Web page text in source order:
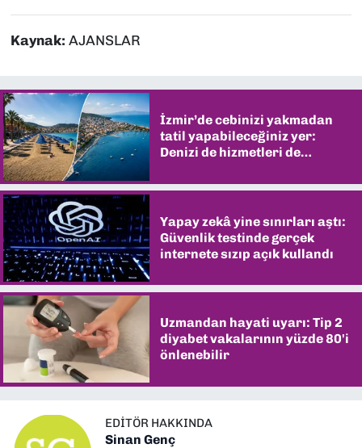
Kaynak: AJANSLAR
İzmir’de cebinizi yakmadan
tatil yapabileceğiniz yer:
Denizi de hizmetleri de
Yapay zekâ yine sınırları aştı:
Güvenlik testinde gerçek
internete sızıp açık kullandı
Uzmandan hayati uyarı: Tip 2
diyabet vakalarının yüzde 80'i
önlenebilir
EDITÖR HAKKINDA
Sinan Genç